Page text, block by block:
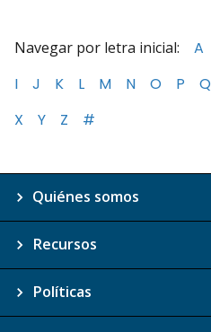
Navegar por letra inicial: A
I
J K L M N O P Q
X
Y Z #
Quiénes somos
Recursos
Políticas